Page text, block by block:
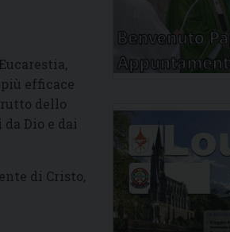
efficace
dello
Dio e dai
di Cristo,